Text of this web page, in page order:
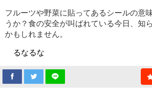
フルーツや野菜に貼ってあるシールの意
うか？食の安全が叫ばれている今日、知
かもしれません。
るなるな